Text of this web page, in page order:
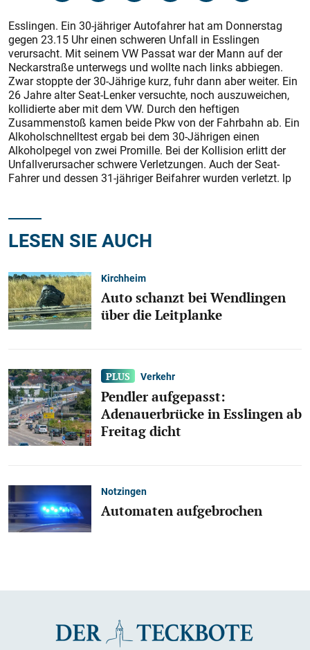
Esslingen. Ein 30-jähriger Autofahrer hat am Donnerstag
gegen 23.15 Uhr einen schweren Unfall in Esslingen
verursacht. Mit seinem VW Passat war der Mann auf der
Neckarstraße unterwegs und wollte nach links abbiegen.
Zwar stoppte der 30-Jährige kurz, fuhr dann aber weiter. Ein
26 Jahre alter Seat-Lenker versuchte, noch auszuweichen,
kollidierte aber mit dem VW. Durch den heftigen
Zusammenstoß kamen beide Pkw von der Fahrbahn ab. Ein
Alkoholschnelltest ergab bei dem 30-Jährigen einen
Alkoholpegel von zwei Promille. Bei der Kollision erlitt der
Unfallverursacher schwere Verletzungen. Auch der Seat-
Fahrer und dessen 31-jähriger Beifahrer wurden verletzt. lp
LESEN SIE AUCH
Kirchheim
Auto schanzt bei Wendlingen
über die Leitplanke
Verkehr
Pendler aufgepasst:
Adenauerbrücke in Esslingen ab
Freitag dicht
Notzingen
Automaten aufgebrochen